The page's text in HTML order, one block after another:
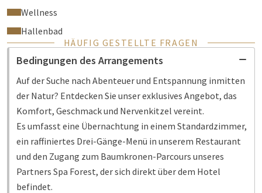
Wellness
Hallenbad
HÄUFIG GESTELLTE FRAGEN
Bedingungen des Arrangements
Auf der Suche nach Abenteuer und Entspannung inmitten
der Natur? Entdecken Sie unser exklusives Angebot, das
Komfort, Geschmack und Nervenkitzel vereint.
Es umfasst eine Übernachtung in einem Standardzimmer,
ein raffiniertes Drei-Gänge-Menü in unserem Restaurant
und den Zugang zum Baumkronen-Parcours unseres
Partners Spa Forest, der sich direkt über dem Hotel
befindet.